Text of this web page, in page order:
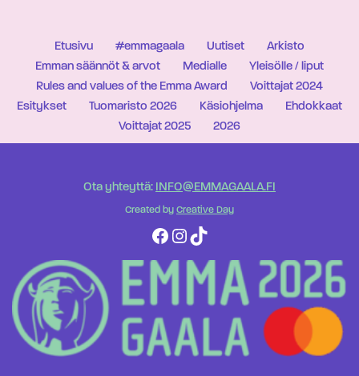
Etusivu #emmagaala Uutiset
Arkisto
Emman säännöt & arvot
Medialle
Yleisölle / liput
Rules and values of the Emma Award
Voittajat 2024
Esitykset
Tuomaristo 2026 Käsiohjelma
Ehdokkaat
Voittajat 2025
2026
Ota yhteyttä: INFO@EMMAGAALA.FI
Created by Creative Day